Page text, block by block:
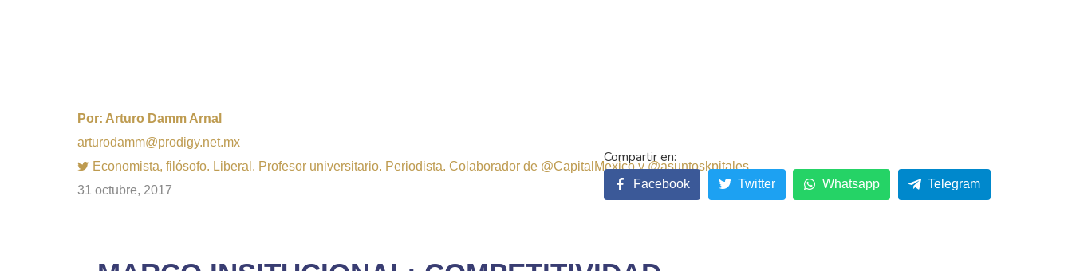
Por: Arturo Damm Arnal
arturodamm@prodigy.net.mx
Economista, filósofo. Liberal. Profesor universitario. Periodista. Colaborador de @CapitalMexico y @asuntoskpitales
31 octubre, 2017
Facebook Twitter Whatsapp Telegram